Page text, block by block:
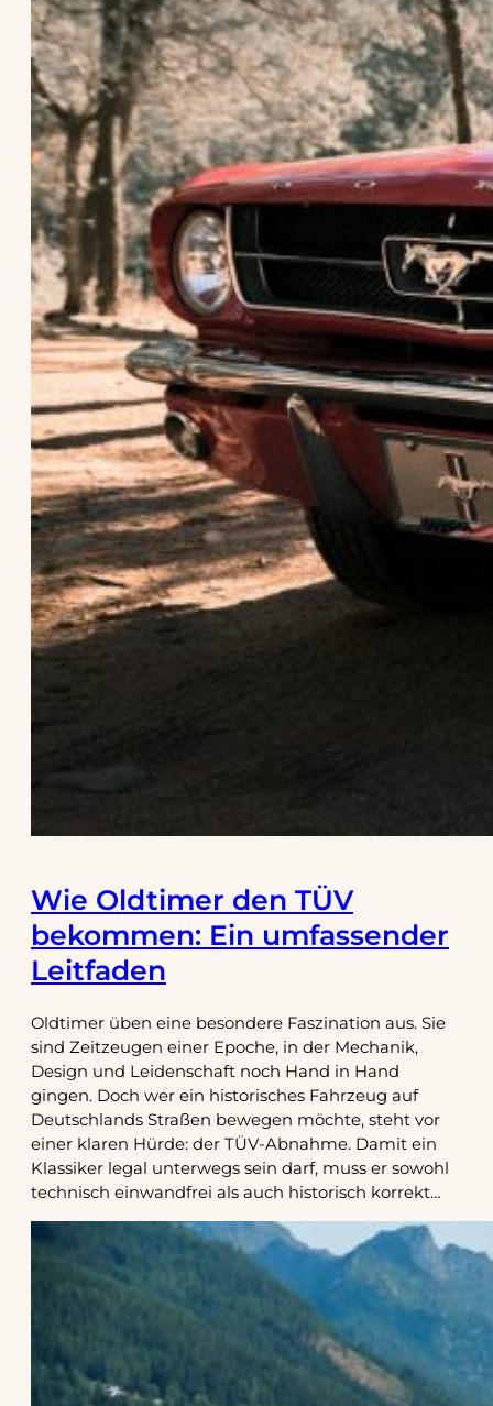
Wie Oldtimer den TÜV
bekommen: Ein umfassender
Leitfaden
Oldtimer üben eine besondere Faszination aus. Sie
sind Zeitzeugen einer Epoche, in der Mechanik,
Design und Leidenschaft noch Hand in Hand
gingen. Doch wer ein historisches Fahrzeug auf
Deutschlands Straßen bewegen möchte, steht vor
einer klaren Hürde: der TÜV-Abnahme. Damit ein
Klassiker legal unterwegs sein darf, muss er sowohl
technisch einwandfrei als auch historisch korrekt…